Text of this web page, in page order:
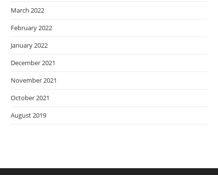
March 2022
February 2022
January 2022
December 2021
November 2021
October 2021
August 2019